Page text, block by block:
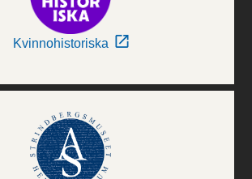
Kvinnohistoriska